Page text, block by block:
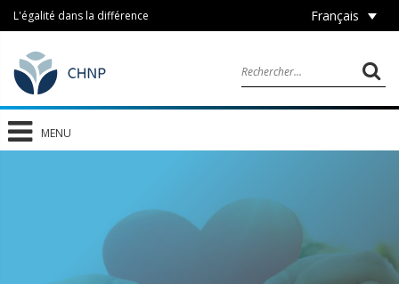
L'égalité dans la différence Français
MENU